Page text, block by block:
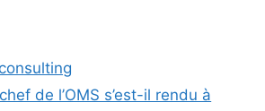
de l’OMS s’est-il rendu à